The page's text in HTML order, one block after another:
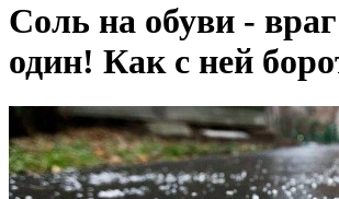
Соль на обуви -
один! Как с ней